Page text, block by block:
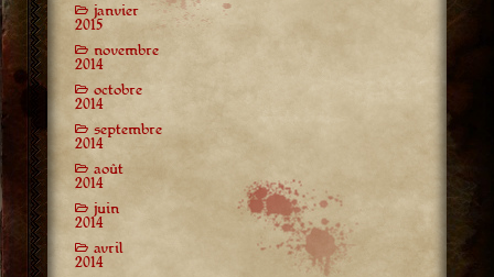
janvier
2015
novembre
2014
octobre
2014
septembre
2014
août
2014
juin
2014
avril
2014